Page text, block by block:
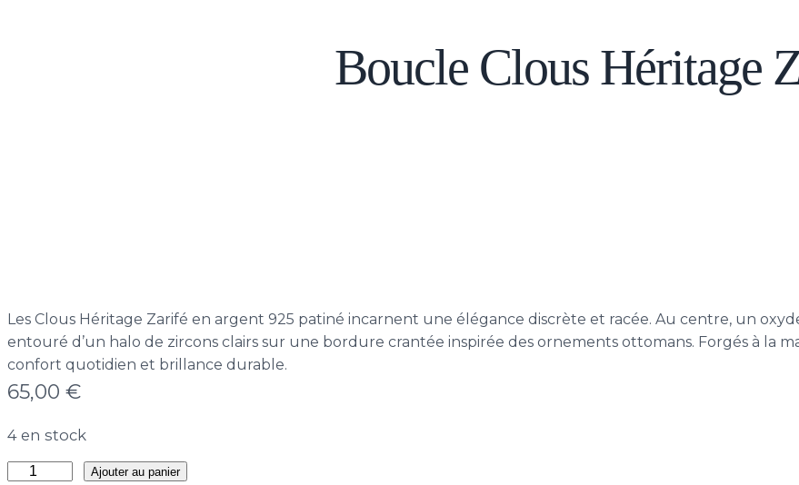
Boucle Clous Héritage
Les Clous Héritage Zarifé en argent 925 patiné incarnent une élégance discrète et racée. Au centre, un
entouré d’un halo de zircons clairs sur une bordure crantée inspirée des ornements ottomans. Forgés à la
confort quotidien et brillance durable.
65,00 €
4 en stock
quantité
Ajouter au panier